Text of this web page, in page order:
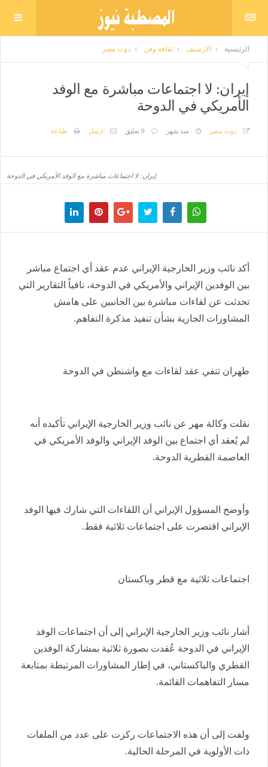
الرئيسية الارشيف ثقافة وفن دوت مصر
إيران: لا اجتماعات مباشرة مع الوفد
الأمريكي في الدوحة
دوت مصر منذ شهر 0 تعليق ارسل طباعة
إيران: لا اجتماعات مباشرة مع الوفد الأمريكي في الدوحة
أكد نائب وزير الخارجية الإيراني عدم عقد أي اجتماع مباشر
بين الوفدين الإيراني والأمريكي في الدوحة، نافياً التقارير التي
تحدثت عن لقاءات مباشرة بين الجانبين على هامش
المشاورات الجارية بشأن تنفيذ مذكرة التفاهم.
طهران تنفي عقد لقاءات مع واشنطن في الدوحة
نقلت وكالة مهر عن نائب وزير الخارجية الإيراني تأكيده أنه
لم يُعقد أي اجتماع بين الوفد الإيراني والوفد الأمريكي في
العاصمة القطرية الدوحة.
وأوضح المسؤول الإيراني أن اللقاءات التي شارك فيها الوفد
الإيراني اقتصرت على اجتماعات ثلاثية فقط.
اجتماعات ثلاثية مع قطر وباكستان
أشار نائب وزير الخارجية الإيراني إلى أن اجتماعات الوفد
الإيراني في الدوحة عُقدت بصورة ثلاثية بمشاركة الوفدين
القطري والباكستاني، في إطار المشاورات المرتبطة بمتابعة
مسار التفاهمات القائمة.
ولفت إلى أن هذه الاجتماعات ركزت على عدد من الملفات
ذات الأولوية في المرحلة الحالية.